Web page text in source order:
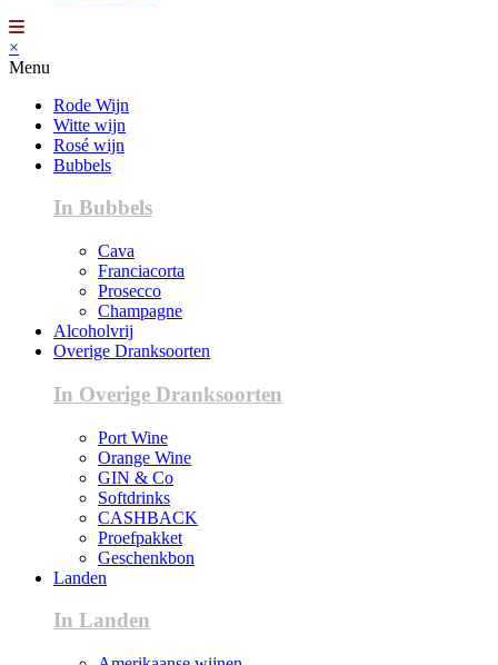
×
Menu
Rode Wijn
Witte wijn
Rosé wijn
Bubbels
In Bubbels
Cava
Franciacorta
Prosecco
Champagne
Alcoholvrij
Overige Dranksoorten
In Overige Dranksoorten
Port Wine
Orange Wine
GIN & Co
Softdrinks
CASHBACK
Proefpakket
Geschenkbon
Landen
In Landen